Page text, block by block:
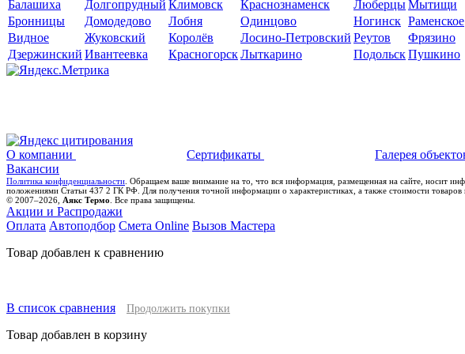
Балашиха
Долгопрудный Климовск Краснознаменск ЛюберцыМытищи
Бронницы
Домодедово Лобня Одинцово Ногинск Раменское
Видное
Жуковский Королёв Лосино-Петровский Реутов Фрязино
Дзержинский Ивантеевка КрасногорскЛыткарино ПодольскПушкино
О компании Сертификаты Галерея
Вакансии
Политика конфиденциальности . Обращаем ваше внимание на то, что вся информация, размещенная на сайте, носит
положениями Статьи 437 2 ГК РФ. Для получения точной информации о характеристиках, а также стоимости
© 2007–2026, Аякс Термо . Все права защищены.
Акции и Распродажи
Оплата Автоподбор Смета Online Вызов Мастера
Товар добавлен к сравнению
В список сравнения Продолжить покупки
Товар добавлен в корзину